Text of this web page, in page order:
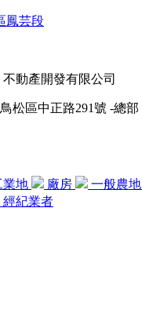
鳳芸段
不動產開發有限公司
松區中正路291號 -總部
業地 廠房 一般農地
經紀業者